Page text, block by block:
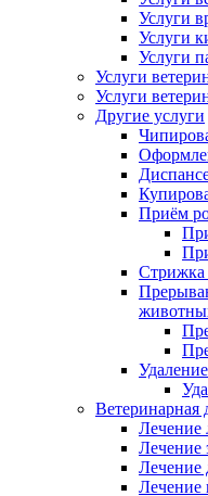
Услуги
Услуги
Услуги
Услуги
Услуги
Другие услуги
Приём
Стрижка
Ветеринарная
Лечение
Лечение
Лечение